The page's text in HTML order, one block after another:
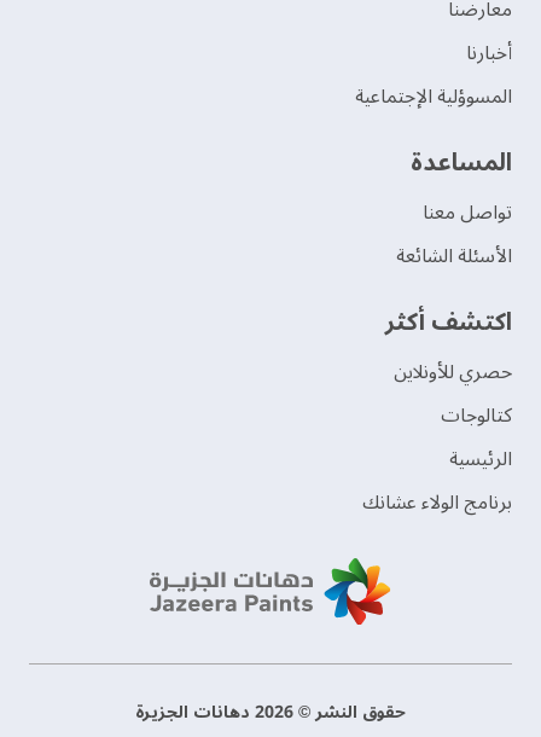
‫معارضنا‬
‫أخبارنا‬
المسوؤلية الإجتماعية
‫المساعدة‬
تواصل معنا
الأسئلة الشائعة
اكتشف أكثر
حصري للأونلاين
‫كتالوجات‬
الرئيسية
برنامج الولاء عشانك
حقوق النشر © 2026 دهانات الجزيرة